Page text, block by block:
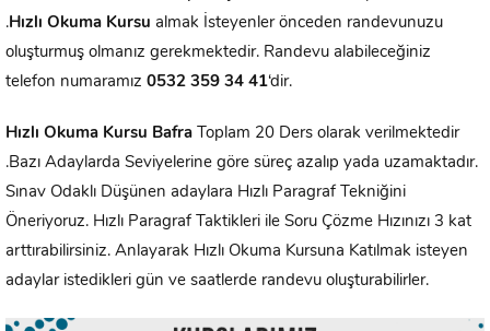
.Hızlı Okuma Kursu almak İsteyenler önceden randevunuzu
oluşturmuş olmanız gerekmektedir. Randevu alabileceğiniz
telefon numaramız 0532 359 34 41‘dir.
Hızlı Okuma Kursu Bafra Toplam 20 Ders olarak verilmektedir
.Bazı Adaylarda Seviyelerine göre süreç azalıp yada uzamaktadır.
Sınav Odaklı Düşünen adaylara Hızlı Paragraf Tekniğini
Öneriyoruz. Hızlı Paragraf Taktikleri ile Soru Çözme Hızınızı 3 kat
arttırabilirsiniz. Anlayarak Hızlı Okuma Kursuna Katılmak isteyen
adaylar istedikleri gün ve saatlerde randevu oluşturabilirler.